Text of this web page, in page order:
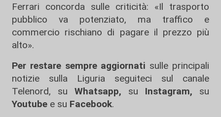
Ferrari concorda sulle criticità: «Il trasporto
pubblico va potenziato, ma traffico e
commercio rischiano di pagare il prezzo più
alto».
Per restare sempre aggiornati sulle principali
notizie sulla Liguria seguiteci sul canale
Telenord, su
Whatsapp, su Instagram, su
Youtube e su Facebook.